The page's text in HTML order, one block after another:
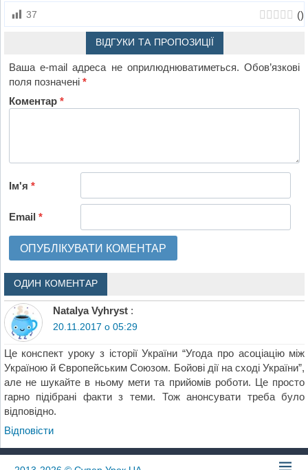
37 ()
ВІДГУКИ ТА ПРОПОЗИЦІЇ
Ваша e-mail адреса не оприлюднюватиметься. Обов’язкові
поля позначені*
Коментар*
Ім'я*
Email*
ОДИН КОМЕНТАР
Natalya Vyhryst :
20.11.2017 о 05:29
Це конспект уроку з історії України “Угода про асоціацію між
Україною й Європейським Союзом. Бойові дії на сході України”,
але не шукайте в ньому мети та прийомів роботи. Це просто
гарно підібрані факти з теми. Тож анонсувати треба було
відповідно.
Відповіcти